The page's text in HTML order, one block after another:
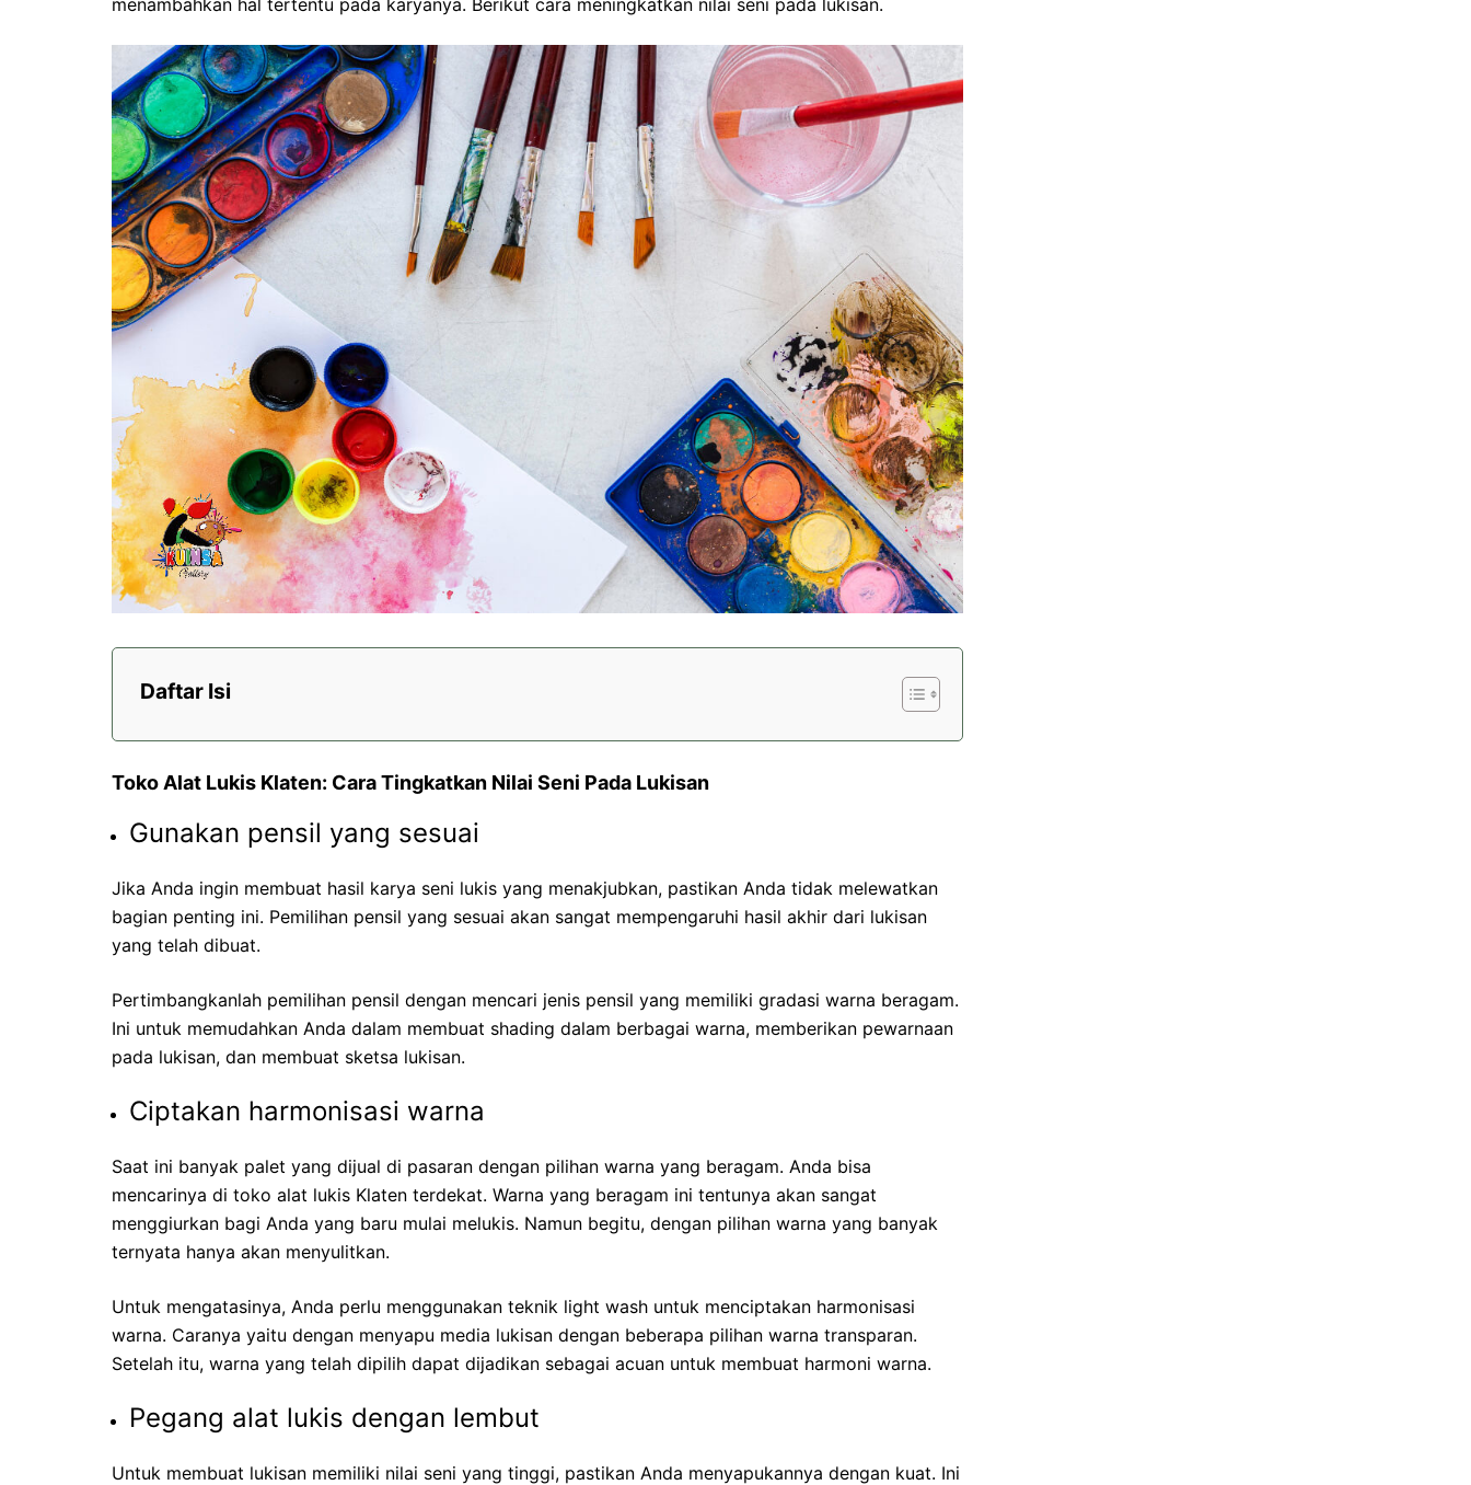
Daftar Isi
Toko Alat Lukis Klaten: Cara Tingkatkan Nilai Seni Pada Lukisan
Gunakan pensil yang sesuai
Jika Anda ingin membuat hasil karya seni lukis yang menakjubkan, pastikan Anda tidak melewatkan
bagian penting ini. Pemilihan pensil yang sesuai akan sangat mempengaruhi hasil akhir dari lukisan
yang telah dibuat.
Pertimbangkanlah pemilihan pensil dengan mencari jenis pensil yang memiliki gradasi warna beragam.
Ini untuk memudahkan Anda dalam membuat shading dalam berbagai warna, memberikan pewarnaan
pada lukisan, dan membuat sketsa lukisan.
Ciptakan harmonisasi warna
Saat ini banyak palet yang dijual di pasaran dengan pilihan warna yang beragam. Anda bisa
mencarinya di toko alat lukis Klaten terdekat. Warna yang beragam ini tentunya akan sangat
menggiurkan bagi Anda yang baru mulai melukis. Namun begitu, dengan pilihan warna yang banyak
ternyata hanya akan menyulitkan.
Untuk mengatasinya, Anda perlu menggunakan teknik light wash untuk menciptakan harmonisasi
warna. Caranya yaitu dengan menyapu media lukisan dengan beberapa pilihan warna transparan.
Setelah itu, warna yang telah dipilih dapat dijadikan sebagai acuan untuk membuat harmoni warna.
Pegang alat lukis dengan lembut
Untuk membuat lukisan memiliki nilai seni yang tinggi, pastikan Anda menyapukannya dengan kuat. Ini